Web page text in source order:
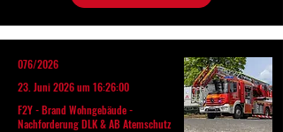
076/2026
23. Juni 2026 um 16:26:00
F2Y - Brand Wohngebäude -
Nachforderung DLK & AB Atemschutz